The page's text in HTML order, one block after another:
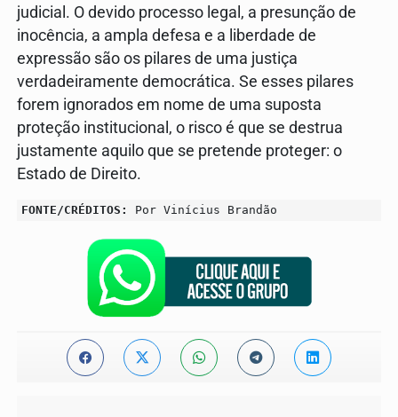
judicial. O devido processo legal, a presunção de
inocência, a ampla defesa e a liberdade de
expressão são os pilares de uma justiça
verdadeiramente democrática. Se esses pilares
forem ignorados em nome de uma suposta
proteção institucional, o risco é que se destrua
justamente aquilo que se pretende proteger: o
Estado de Direito.
FONTE/CRÉDITOS: Por Vinícius Brandão